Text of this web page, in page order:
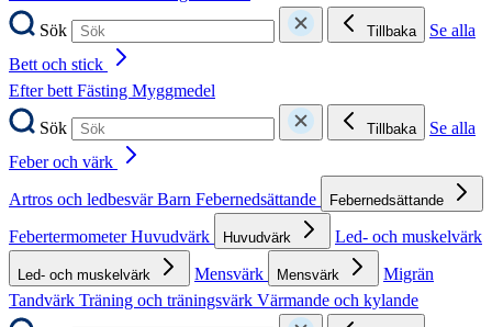
Sök
Tillbaka
Se alla
Bett och stick
Efter bettFästing Myggmedel
Sök
Tillbaka
Se alla
Feber och värk
Artros och ledbesvärBarn Febernedsättande Febernedsättande
FebertermometerHuvudvärk Huvudvärk Led- och muskelvärk
Led- och muskelvärk Mensvärk Mensvärk
Migrän
Tandvärk Träning och träningsvärk Värmande och kylande